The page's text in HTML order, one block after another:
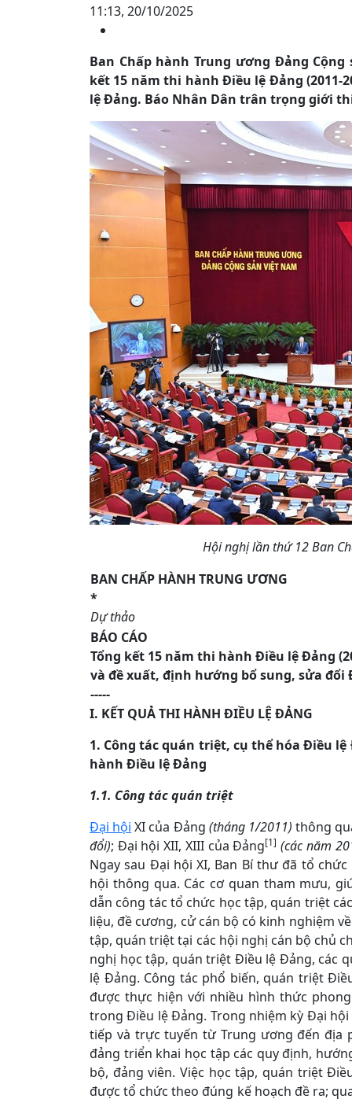
11:13, 20/10/2025
Ban Chấp hành Trung ương Đảng
kết 15 năm thi hành Điều lệ Đảng (2011-
lệ Đảng. Báo Nhân Dân trân trọng giới
Hội nghị lần thứ 12 Ban
BAN CHẤP HÀNH TRUNG ƯƠNG
*
Dự thảo
BÁO CÁO
Tổng kết 15 năm thi hành Điều lệ Đảng
và đề xuất, định hướng bổ sung, sửa đổi
-----
I. KẾT QUẢ THI HÀNH ĐIỀU LỆ ĐẢNG
1. Công tác quán triệt, cụ thể hóa Điều
hành Điều lệ Đảng
1.1. Công tác quán triệt
Đại hội XI của Đảng (tháng 1/2011) thông
đổi); Đại hội XII, XIII của Đảng[1] (các năm
Ngay sau Đại hội XI, Ban Bí thư đã tổ
hội thông qua. Các cơ quan tham mưu,
dẫn công tác tổ chức học tập, quán triệt
liệu, đề cương, cử cán bộ có kinh nghiệm
tập, quán triệt tại các hội nghị cán bộ chủ
nghị học tập, quán triệt Điều lệ Đảng, các
lệ Đảng. Công tác phổ biến, quán triệt
được thực hiện với nhiều hình thức
trong Điều lệ Đảng. Trong nhiệm kỳ Đại
tiếp và trực tuyến từ Trung ương đến địa
đảng triển khai học tập các quy định,
bộ, đảng viên. Việc học tập, quán triệt
được tổ chức theo đúng kế hoạch đề ra;